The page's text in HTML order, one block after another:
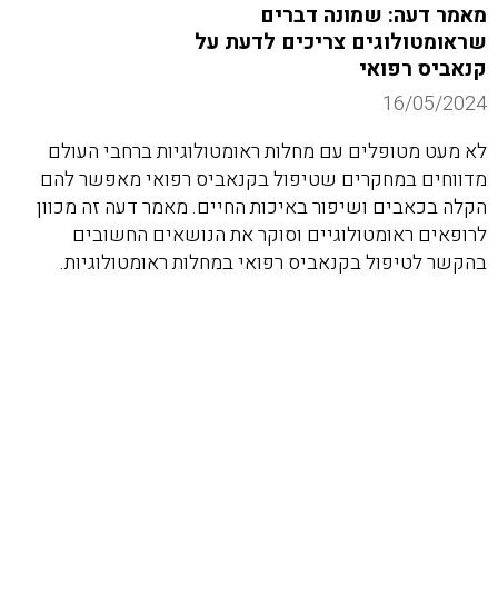
מאמר דעה: שמונה דברים
שראומטולוגים צריכים לדעת על
קנאביס רפואי
16/05/2024
לא מעט מטופלים עם מחלות ראומטולוגיות ברחבי העולם
מדווחים במחקרים שטיפול בקנאביס רפואי מאפשר להם
הקלה בכאבים ושיפור באיכות החיים. מאמר דעה זה מכוון
לרופאים ראומטולוגיים וסוקר את הנושאים החשובים
בהקשר לטיפול בקנאביס רפואי במחלות ראומטולוגיות.